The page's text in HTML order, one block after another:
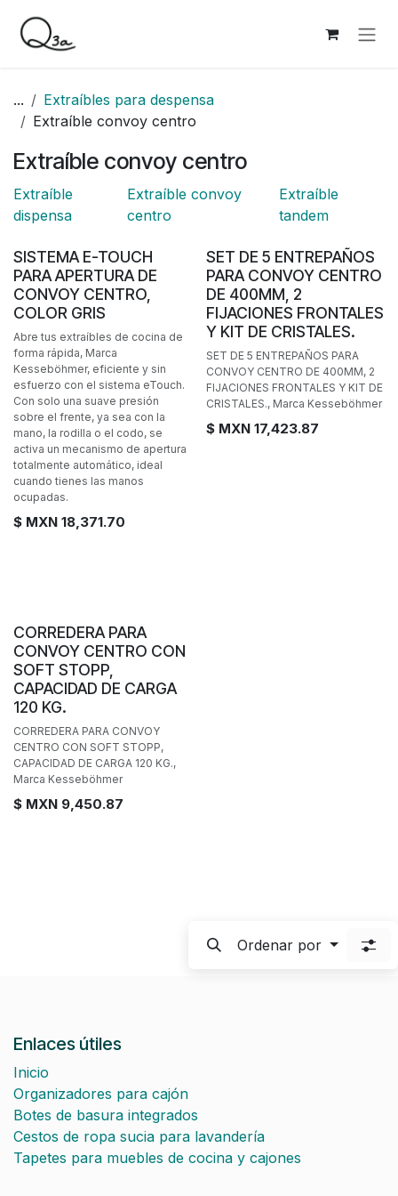
...
Extraíbles para despensa
Extraíble convoy centro
Extraíble convoy centro
Extraíble
dispensa
Extraíble convoy
centro
Extraíble
tandem
SISTEMA E-TOUCH
PARA APERTURA DE
CONVOY CENTRO,
COLOR GRIS
Abre tus extraíbles de cocina de
forma rápida, Marca
Kesseböhmer, eficiente y sin
esfuerzo con el sistema eTouch.
Con solo una suave presión
sobre el frente, ya sea con la
mano, la rodilla o el codo, se
activa un mecanismo de apertura
totalmente automático, ideal
cuando tienes las manos
ocupadas.
$ MXN 18,371.70
SET DE 5 ENTREPAÑOS
PARA CONVOY CENTRO
DE 400MM, 2
FIJACIONES FRONTALES
Y KIT DE CRISTALES.
SET DE 5 ENTREPAÑOS PARA
CONVOY CENTRO DE 400MM, 2
FIJACIONES FRONTALES Y KIT DE
CRISTALES., Marca Kesseböhmer
$ MXN 17,423.87
CORREDERA PARA
CONVOY CENTRO CON
SOFT STOPP,
CAPACIDAD DE CARGA
120 KG.
CORREDERA PARA CONVOY
CENTRO CON SOFT STOPP,
CAPACIDAD DE CARGA 120 KG.,
Marca Kesseböhmer
$ MXN 9,450.87
Ordenar por
Enlaces útiles
Inicio
Organizadores para cajón
Botes de basura integrados
Cestos de ropa sucia para lavandería
Tapetes para muebles de cocina y cajones